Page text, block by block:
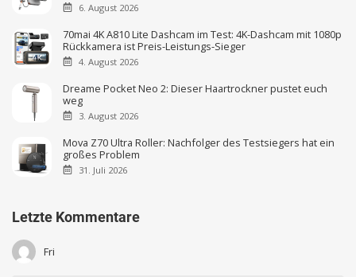
6. August 2026
70mai 4K A810 Lite Dashcam im Test: 4K-Dashcam mit 1080p
Rückkamera ist Preis-Leistungs-Sieger
4. August 2026
Dreame Pocket Neo 2: Dieser Haartrockner pustet euch
weg
3. August 2026
Mova Z70 Ultra Roller: Nachfolger des Testsiegers hat ein
großes Problem
31. Juli 2026
Letzte Kommentare
Fri